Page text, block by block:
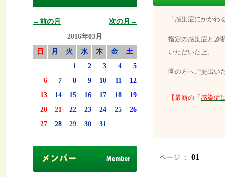
←前の月
次の月→
2016年03月
日
月 火 水 木 金
土
1
2 3 4
5
6
7 8 9 10 11
12
13
14 15 16 17 18
19
20
21 22 23 24 25
26
27
28 29 30 31
「感染症にかか
指定の感染症と診
いただいた上、
園の方へご提出い
【最新の「 感染症
ページ ： 01